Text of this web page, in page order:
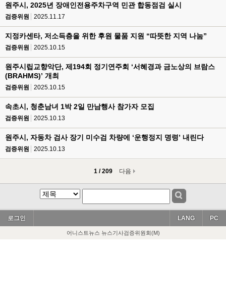
원주시, 2025년 장애인전용주차구역 민관 합동점검 실시
검증위원 2025.11.17
지정카센타, 저소득층을 위한 후원 물품 지원 “따뜻한 지역 나눔”
검증위원 2025.10.15
원주시립교향악단, 제194회 정기연주회 ‘서혜경과 금노상의 브람스
(BRAHMS)’ 개최
검증위원 2025.10.15
속초시, 청춘남녀 1박 2일 만남행사 참가자 모집
검증위원 2025.10.13
원주시, 자동차 검사 장기 미수검 차량에 ‘운행정지 명령’ 내린다
검증위원 2025.10.13
1 / 209 다음
로그인 PC
LANG
어니스트뉴스 뉴스기사검증위원회(M)